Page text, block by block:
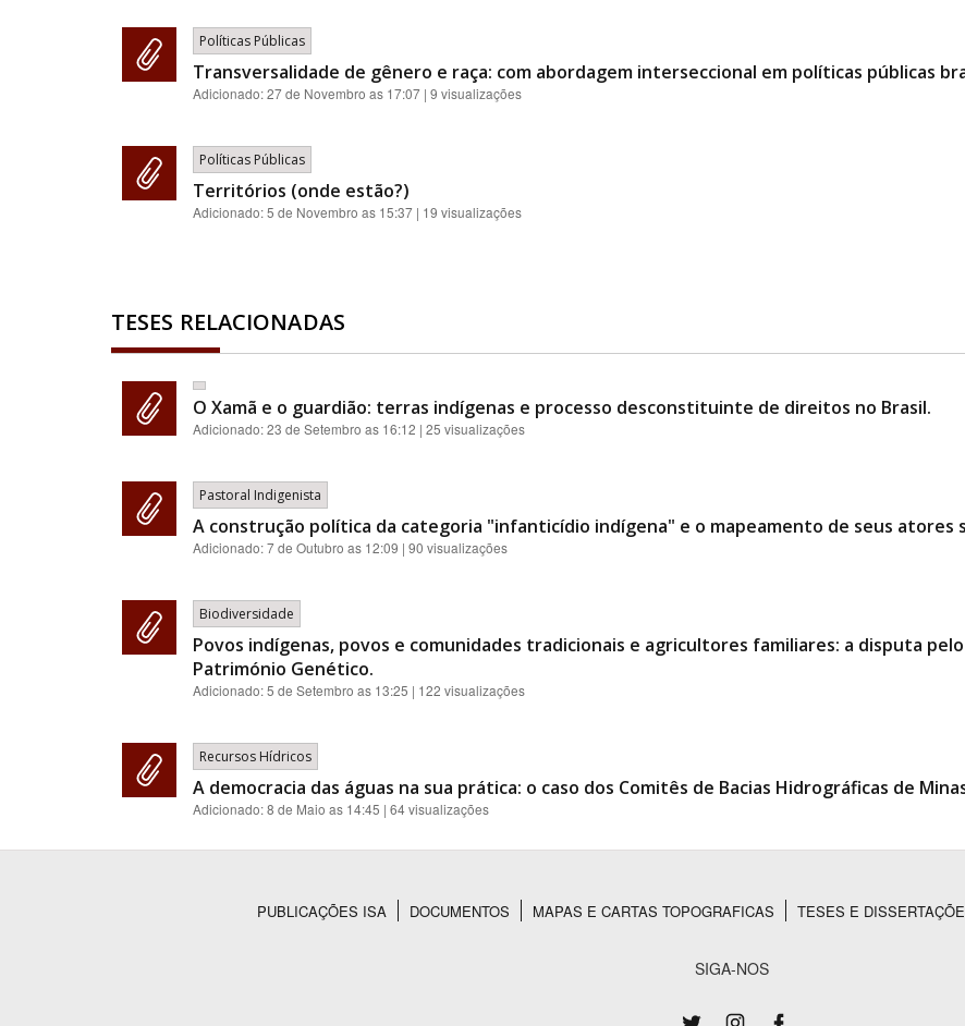
Políticas Públicas
Transversalidade de gênero e raça: com abordagem interseccional em políticas públicas
Adicionado:27 de Novembro as 17:07 | 9 visualizações
Políticas Públicas
Territórios (onde estão?)
Adicionado:5 de Novembro as 15:37 | 19 visualizações
TESES RELACIONADAS
O Xamã e o guardião: terras indígenas e processo desconstituinte de direitos no Brasil.
Adicionado:23 de Setembro as 16:12 | 25 visualizações
Pastoral Indigenista
A construção política da categoria "infanticídio indígena" e o mapeamento de seus atores
Adicionado:7 de Outubro as 12:09 | 90 visualizações
Biodiversidade
Povos indígenas, povos e comunidades tradicionais e agricultores familiares: a disputa
Património Genético.
Adicionado:5 de Setembro as 13:25 | 122 visualizações
Recursos Hídricos
A democracia das águas na sua prática: o caso dos Comitês de Bacias Hidrográficas de
Adicionado:8 de Maio as 14:45 | 64 visualizações
PUBLICAÇÕES ISA DOCUMENTOS MAPAS E CARTAS TOPOGRAFICAS TESES E
SIGA-NOS